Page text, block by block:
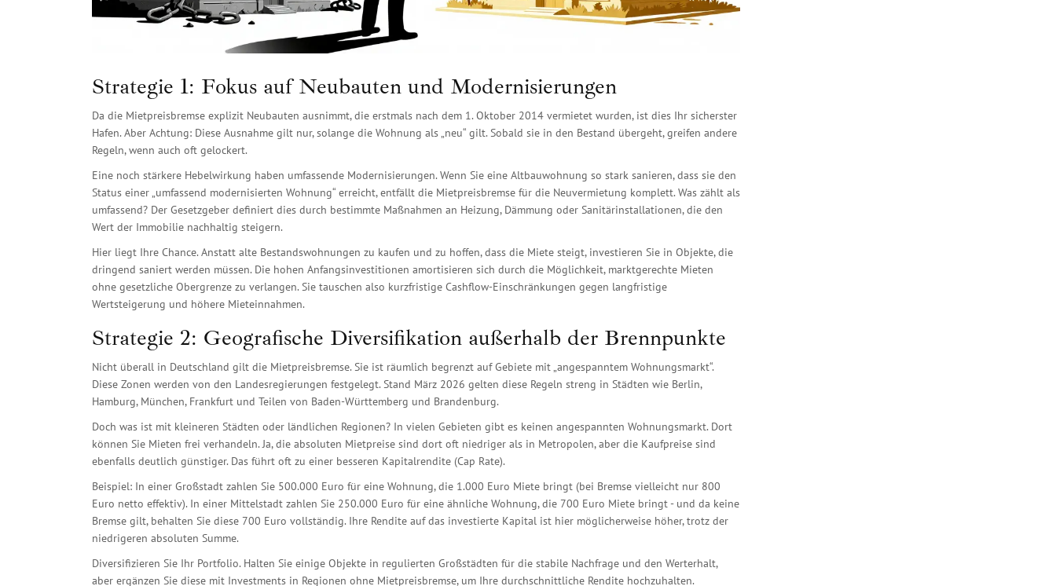
Strategie 1: Fokus auf Neubauten und Modernisierungen
Da die Mietpreisbremse explizit Neubauten ausnimmt, die erstmals nach dem 1. Oktober 2014 vermietet wurden, ist dies Ihr sicherster
Hafen. Aber Achtung: Diese Ausnahme gilt nur, solange die Wohnung als „neu“ gilt. Sobald sie in den Bestand übergeht, greifen andere
Regeln, wenn auch oft gelockert.
Eine noch stärkere Hebelwirkung haben umfassende Modernisierungen. Wenn Sie eine Altbauwohnung so stark sanieren, dass sie den
Status einer „umfassend modernisierten Wohnung“ erreicht, entfällt die Mietpreisbremse für die Neuvermietung komplett. Was zählt als
umfassend? Der Gesetzgeber definiert dies durch bestimmte Maßnahmen an Heizung, Dämmung oder Sanitärinstallationen, die den
Wert der Immobilie nachhaltig steigern.
Hier liegt Ihre Chance. Anstatt alte Bestandswohnungen zu kaufen und zu hoffen, dass die Miete steigt, investieren Sie in Objekte, die
dringend saniert werden müssen. Die hohen Anfangsinvestitionen amortisieren sich durch die Möglichkeit, marktgerechte Mieten
ohne gesetzliche Obergrenze zu verlangen. Sie tauschen also kurzfristige Cashflow-Einschränkungen gegen langfristige
Wertsteigerung und höhere Mieteinnahmen.
Strategie 2: Geografische Diversifikation außerhalb der Brennpunkte
Nicht überall in Deutschland gilt die Mietpreisbremse. Sie ist räumlich begrenzt auf Gebiete mit „angespanntem Wohnungsmarkt“.
Diese Zonen werden von den Landesregierungen festgelegt. Stand März 2026 gelten diese Regeln streng in Städten wie Berlin,
Hamburg, München, Frankfurt und Teilen von Baden-Württemberg und Brandenburg.
Doch was ist mit kleineren Städten oder ländlichen Regionen? In vielen Gebieten gibt es keinen angespannten Wohnungsmarkt. Dort
können Sie Mieten frei verhandeln. Ja, die absoluten Mietpreise sind dort oft niedriger als in Metropolen, aber die Kaufpreise sind
ebenfalls deutlich günstiger. Das führt oft zu einer besseren Kapitalrendite (Cap Rate).
Beispiel: In einer Großstadt zahlen Sie 500.000 Euro für eine Wohnung, die 1.000 Euro Miete bringt (bei Bremse vielleicht nur 800
Euro netto effektiv). In einer Mittelstadt zahlen Sie 250.000 Euro für eine ähnliche Wohnung, die 700 Euro Miete bringt - und da keine
Bremse gilt, behalten Sie diese 700 Euro vollständig. Ihre Rendite auf das investierte Kapital ist hier möglicherweise höher, trotz der
niedrigeren absoluten Summe.
Diversifizieren Sie Ihr Portfolio. Halten Sie einige Objekte in regulierten Großstädten für die stabile Nachfrage und den Werterhalt,
aber ergänzen Sie diese mit Investments in Regionen ohne Mietpreisbremse, um Ihre durchschnittliche Rendite hochzuhalten.